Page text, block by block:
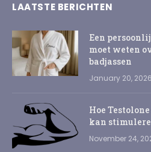
LAATSTE BERICHTEN
Een
moet weten
badjassen
January 20, 2026
Hoe
kan
November 24,